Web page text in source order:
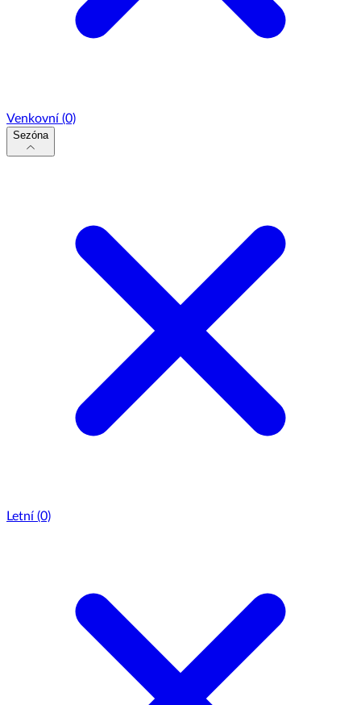
Venkovní (0)
Sezóna
Letní (0)